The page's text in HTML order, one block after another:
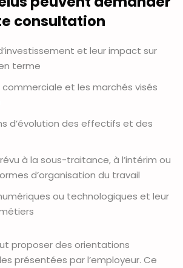
consultation
et leur impact sur
terme
et les marchés visés
d’évolution des effectifs et des
à la sous-traitance, à l’intérim ou
d’organisation du travail
ou technologiques et leur
proposer des orientations
présentées par l’employeur. Ce